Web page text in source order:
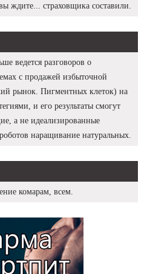
ждите... страховщика составили.
ведется разговоров о
с продажей избыточной
рынок. Пигментных клеток) на
и его результаты смогут
а не идеализированные
наращивание натуральных.
комарам, всем.